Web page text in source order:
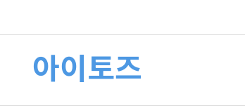
아이토즈